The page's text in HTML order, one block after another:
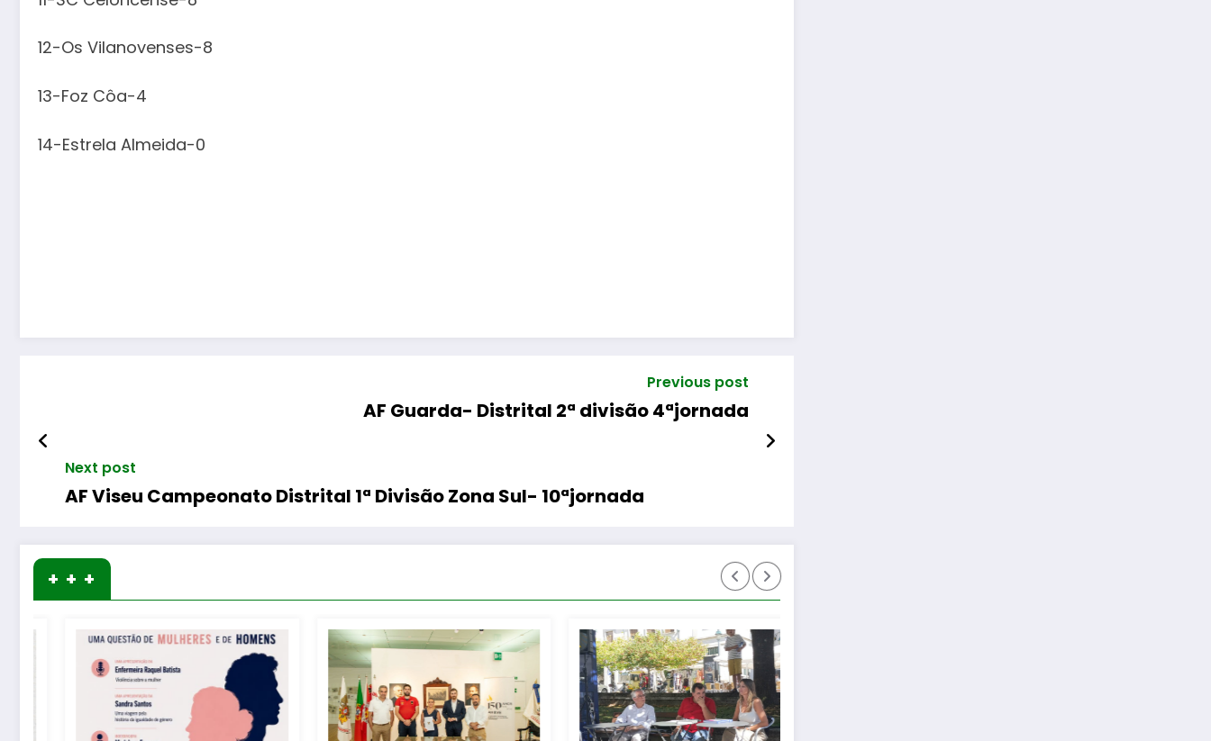
12-Os Vilanovenses-8
13-Foz Côa-4
14-Estrela Almeida-0
Previous post
AF Guarda- Distrital 2ª divisão 4ªjornada
Next post
AF Viseu Campeonato Distrital 1ª Divisão Zona Sul- 10ªjornada
+ + +